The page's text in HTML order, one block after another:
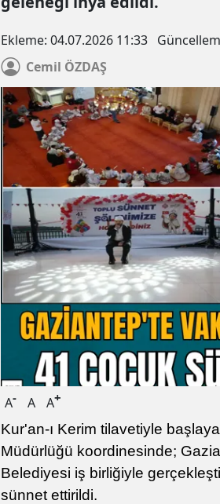
Ekleme: 04.07.2026 11:33
Cemil ÖZDAŞ
A- A A+
Kur'an-ı Kerim tilavetiyle
Müdürlüğü koordinesinde;
Belediyesi iş birliğiyle
sünnet ettirildi.
Gaziantep'te haklarında
hapis cezası bulunan 2 hükümlü
yakalandı